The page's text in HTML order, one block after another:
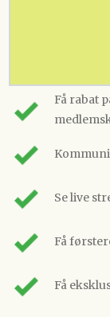
Få rabat
Se live
Få
Få